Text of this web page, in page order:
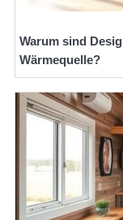
Warum sind
Wärmequelle?